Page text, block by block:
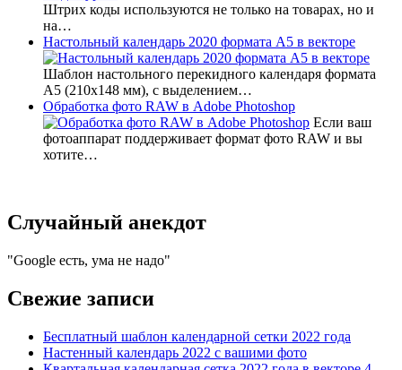
Штрих коды используются не только на товарах, но и
на…
Настольный календарь 2020 формата А5 в векторе
Шаблон настольного перекидного календаря формата
А5 (210х148 мм), с выделением…
Обработка фото RAW в Adobe Photoshop
Если ваш
фотоаппарат поддерживает формат фото RAW и вы
хотите…
Случайный анекдот
Google есть, ума не надо
Свежие записи
Бесплатный шаблон календарной сетки 2022 года
Настенный календарь 2022 с вашими фото